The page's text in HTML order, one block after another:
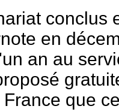
conclus
en
an au
que